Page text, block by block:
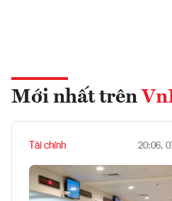
Mới nhất trên
Tài chính 20:06,